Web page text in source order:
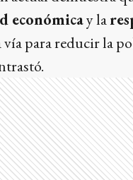
económicay la
vía para reducir la